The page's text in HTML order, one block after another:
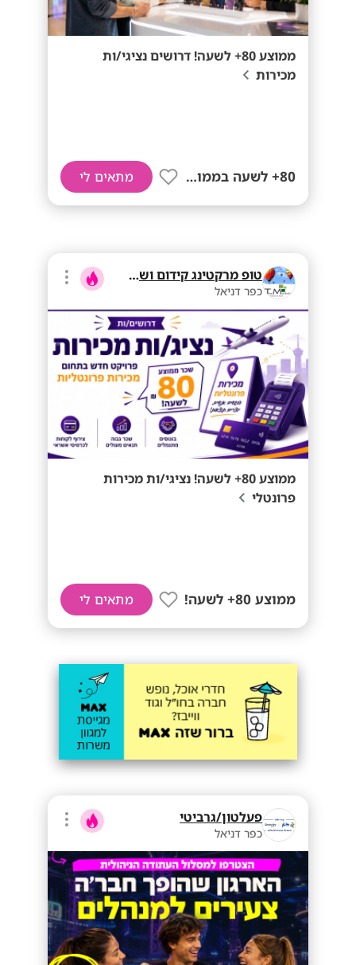
ממוצע 80+ לשעה! דרושים נציגי/ות
מכירות
80+ לשעה בממוצע מתאים לי
טופ מרקטינג קידום ושיווק בע"מ
כפר דניאל
ממוצע 80+ לשעה! נציגי/ות מכירות
פרונטלי
ממוצע 80+ לשעה! מתאים לי
פעלטון/גרביטי
כפר דניאל